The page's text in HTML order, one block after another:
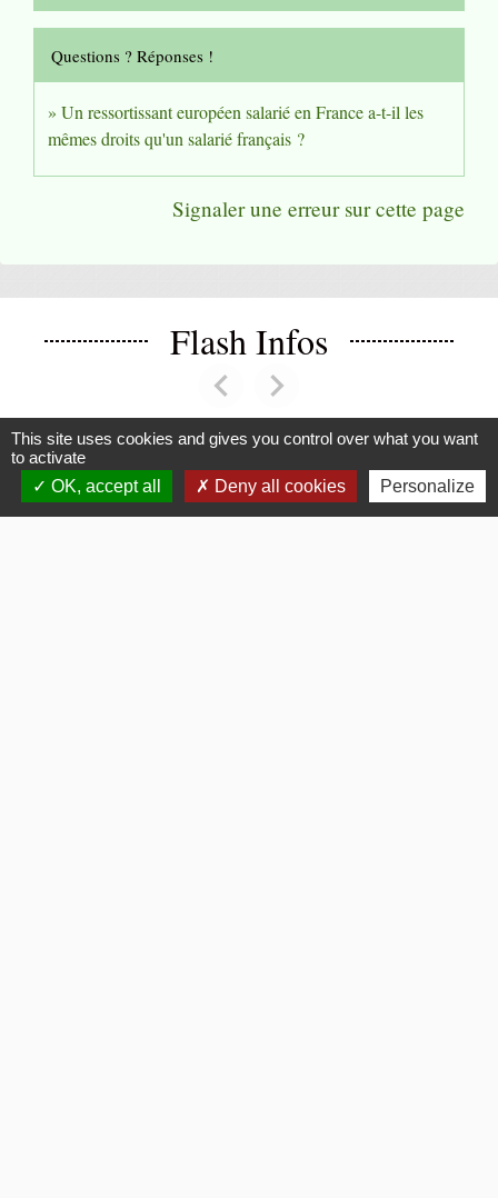
Questions ? Réponses !
Un ressortissant européen salarié en France a-t-il les
mêmes droits qu'un salarié français ?
Signaler une erreur sur cette page
Flash Infos
chevron_leftPrevious
chevron_rightNext
Voir tout
This site uses cookies and gives you control over what you want
to activate
OK, accept all
Deny all cookies Personalize